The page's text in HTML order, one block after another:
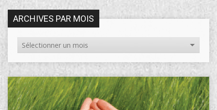
ARCHIVES PAR MOIS